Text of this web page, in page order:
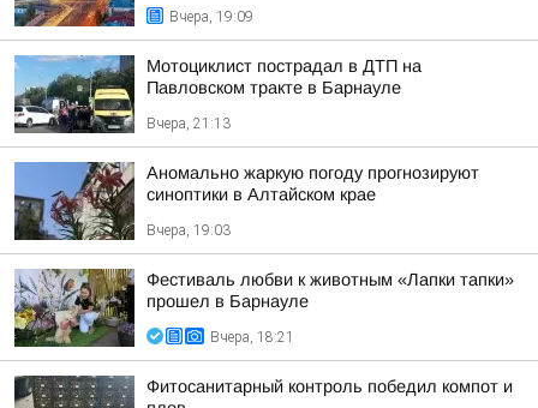
Вчера, 19:09
Мотоциклист пострадал в ДТП на
Павловском тракте в Барнауле
Вчера, 21:13
Аномально жаркую погоду прогнозируют
синоптики в Алтайском крае
Вчера, 19:03
Фестиваль любви к животным «Лапки тапки»
прошел в Барнауле
Вчера, 18:21
Фитосанитарный контроль победил компот и